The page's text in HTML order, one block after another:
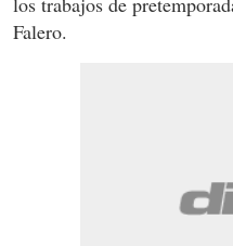
Falero.